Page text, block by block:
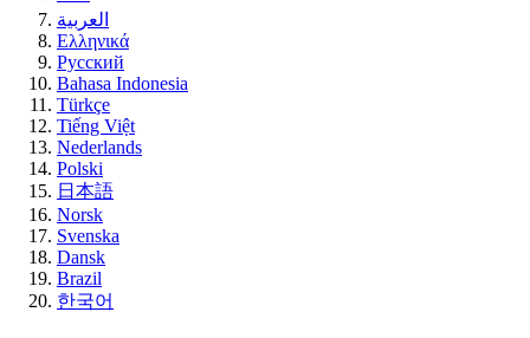
العربية
Ελληνικά
Русский
Bahasa Indonesia
Türkçe
Tiếng Việt
Nederlands
Polski
日本語
Norsk
Svenska
Dansk
Brazil
한국어